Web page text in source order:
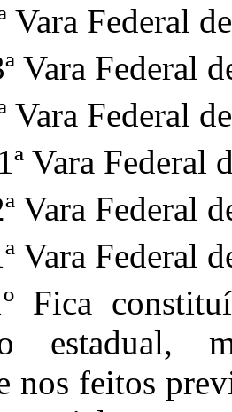
Vara Federal
Vara Federal
Vara Federal
Vara Federal
Vara Federal
Vara Federal
Fica
estadual,
nos feitos